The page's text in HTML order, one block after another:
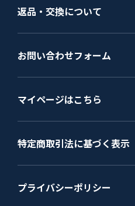
返品・交換について
お問い合わせフォーム
マイページはこちら
特定商取引法に基づく表示
プライバシーポリシー